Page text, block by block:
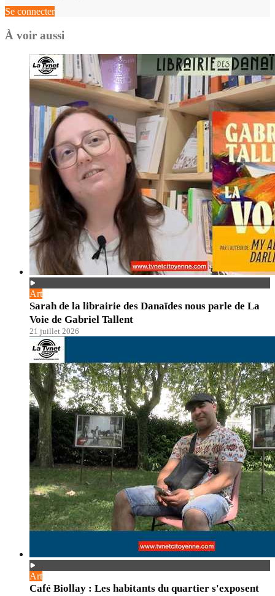
Se connecter
À voir aussi
Art
Sarah de la librairie des Danaïdes nous parle de La
Voie de Gabriel Tallent
21 juillet 2026
Art
Café Biollay : Les habitants du quartier s'exposent